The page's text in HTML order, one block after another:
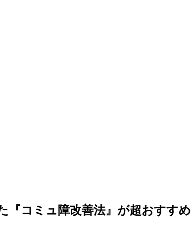
『コミュ障改善法』が超おすすめ